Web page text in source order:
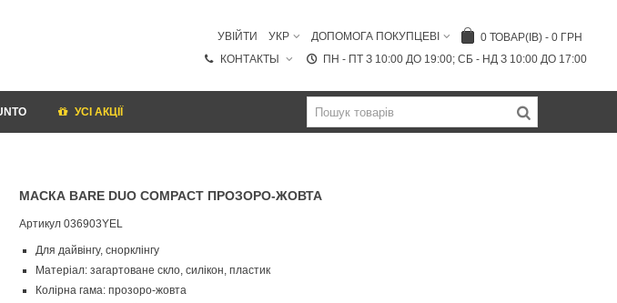
0 ТОВАР(ІВ) - 0 ГРН
ДОПОМОГА ПОКУПЦЕВІ
УКР
УВІЙТИ
ПН - ПТ З 10:00 ДО 19:00; СБ - НД З 10:00 ДО 17:00
КОНТАКТЫ
УСI АКЦІЇ
МАСКА BARE DUO COMPACT ПРОЗОРО-ЖОВТА
Артикул 036903YEL
Для дайвінгу, снорклінгу
Матеріал: загартоване скло, силікон, пластик
Колірна гама: прозоро-жовта